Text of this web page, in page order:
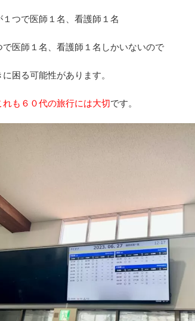
つで医師１名、看護師１名
医師１名、看護師１名しかいないので
困る可能性があります。
も６０代の旅行には大切です。